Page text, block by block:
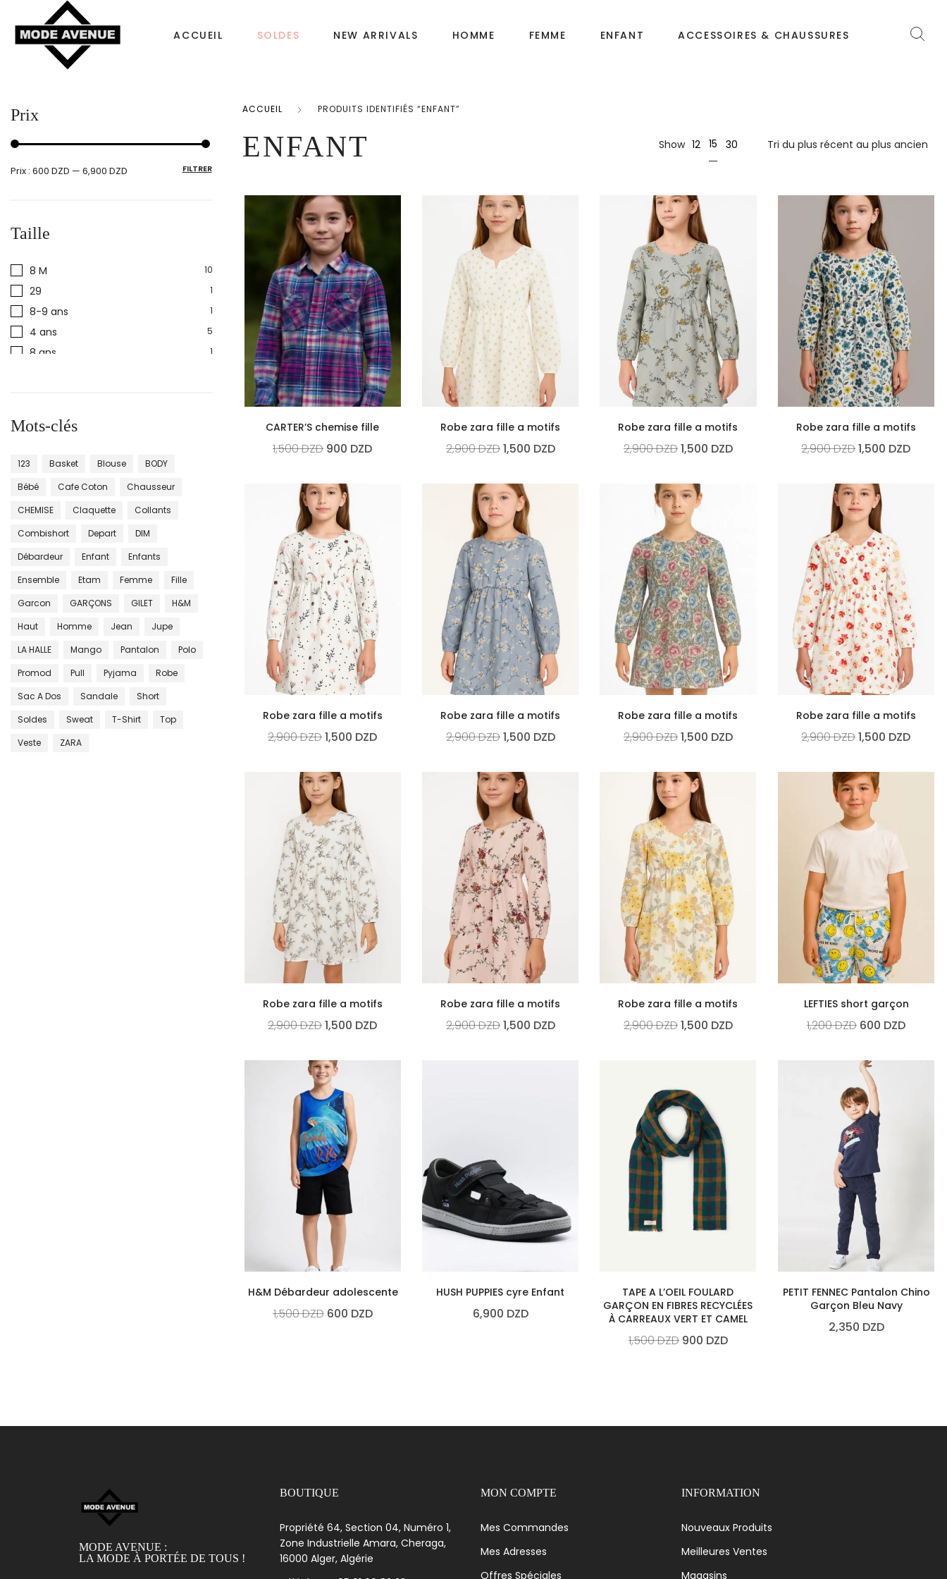
ACCUEIL SOLDES NEW ARRIVALS HOMME FEMME ENFANT ACCESSOIRES & CHAUSSURES
CHAUSSURES
Homme
Sacs à main
Prix
FILTRER
Prix : 600 DZD — 6,900 DZD
Taille
8 M 10
29 1
8-9 ans 1
4 ans 5
8 ans 1
TU
Mots-clés
123 Basket Blouse
BODY
Bébé
Cafe Coton
Chausseur
CHEMISE
Claquette
Collants
Combishort
Depart
DIM
Débardeur
Enfant
Enfants
Ensemble
Etam Femme
Fille
Garcon
GARÇONS GILET
H&m
Haut
Homme Jean
Jupe
LA HALLE
Mango Pantalon
Polo
Promod
Pull Pyjama
Robe
Sac A Dos
Sandale
Short
Soldes
Sweat T-Shirt
Top
Veste
ZARA
ACCUEIL PRODUITS IDENTIFIÉS “ENFANT”
ENFANT Show 12 15 30
CARTER’S chemise fille
1,500DZD 900 DZD
Robe zara fille a motifs
2,900DZD1,500 DZD
Robe zara fille a motifs
2,900DZD1,500 DZD
Robe zara fille a motifs
2,900DZD1,500 DZD
Robe zara fille a motifs
2,900DZD1,500 DZD
Robe zara fille a motifs
2,900DZD1,500 DZD
Robe zara fille a motifs
2,900DZD1,500 DZD
Robe zara fille a motifs
2,900DZD1,500 DZD
Robe zara fille a motifs
2,900DZD1,500 DZD
Robe zara fille a motifs
2,900DZD1,500 DZD
Robe zara fille a motifs
2,900DZD1,500 DZD
LEFTIES short garçon
1,200DZD 600 DZD
H&M Débardeur adolescente
1,500DZD 600 DZD
HUSH PUPPIES cyre Enfant
6,900 DZD
TAPE A L’OEIL FOULARD
GARÇON EN FIBRES RECYCLÉES
À CARREAUX VERT ET CAMEL
1,500DZD 900 DZD
PETIT FENNEC Pantalon Chino
Garçon Bleu Navy
2,350 DZD
MODE AVENUE :
LA MODE À PORTÉE DE TOUS !
BOUTIQUE
Propriété 64, Section 04, Numéro 1,
Zone Industrielle Amara, Cheraga,
16000 Alger, Algérie
MON COMPTE
Mes Commandes
Mes Adresses
Offres Spéciales
INFORMATION
Nouveaux Produits
Meilleures Ventes
Magasins